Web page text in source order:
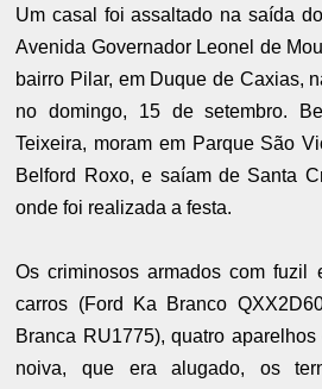
Um casal foi assaltado na saída
Avenida Governador Leonel de
bairro Pilar, em Duque de Caxias,
no domingo, 15 de setembro.
Teixeira, moram em Parque São
Belford Roxo, e saíam de Santa
onde foi realizada a festa.
Os criminosos armados com fuzil
carros (Ford Ka Branco
Branca RU1775), quatro
noiva, que era alugado, os